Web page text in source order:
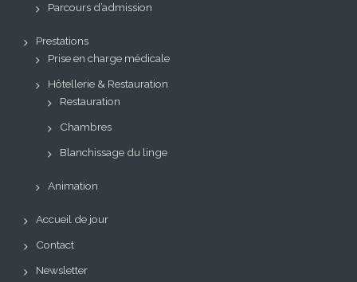
Parcours d’admission
Prestations
Prise en charge médicale
Hôtellerie & Restauration
Restauration
Chambres
Blanchissage du linge
Animation
Accueil de jour
Contact
Newsletter